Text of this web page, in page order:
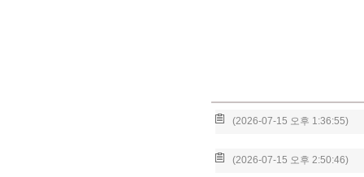
(2026-07-15 오후 1:36:55)
(2026-07-15 오후 2:50:46)